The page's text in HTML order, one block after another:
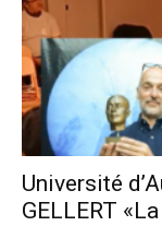
Université
GELLERT